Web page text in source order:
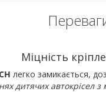
Міцність
легко замикається,
дитячих